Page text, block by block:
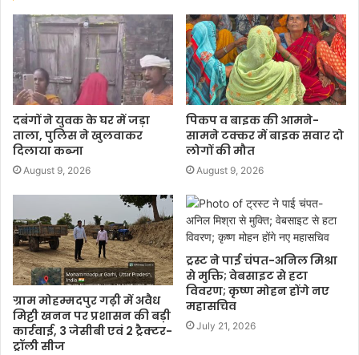
दबंगों ने युवक के घर में जड़ा
ताला, पुलिस ने खुलवाकर
दिलाया कब्जा
August 9, 2026
पिकप व बाइक की आमने-
सामने टक्कर में बाइक सवार दो
लोगों की मौत
August 9, 2026
ग्राम मोहम्मदपुर गढ़ी में अवैध
मिट्टी खनन पर प्रशासन की बड़ी
कार्रवाई, 3 जेसीबी एवं 2 ट्रैक्टर-
ट्रॉली सीज
ट्रस्ट ने पाई चंपत-अनिल मिश्रा
से मुक्ति; वेबसाइट से हटा
विवरण; कृष्ण मोहन होंगे नए
महासचिव
July 21, 2026